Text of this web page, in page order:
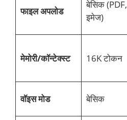
फाइल अपलोड
बेसिक (PDF,
इमेज)
मेमोरी/कॉन्टेक्स्ट 16K टोकन
वॉइस मोड बेसिक